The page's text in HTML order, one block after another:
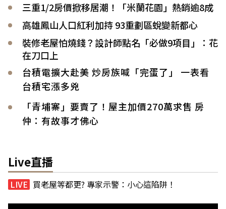
三重1/2房價掀移居潮！「米蘭花園」熱銷逾8成
高雄鳳山人口紅利加持 93重劃區蛻變新都心
裝修老屋怕燒錢？設計師點名「必做9項目」：花
在刀口上
台積電擴大赴美 炒房族喊「完蛋了」 一表看
台積宅漲多兇
「青埔寨」要賣了！屋主加價270萬求售 房
仲：有故事才佛心
Live直播
買老屋等都更? 專家示警：小心這陷阱！